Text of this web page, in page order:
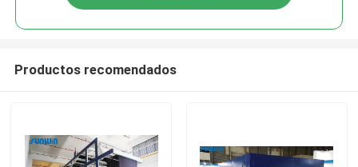
Productos recomendados